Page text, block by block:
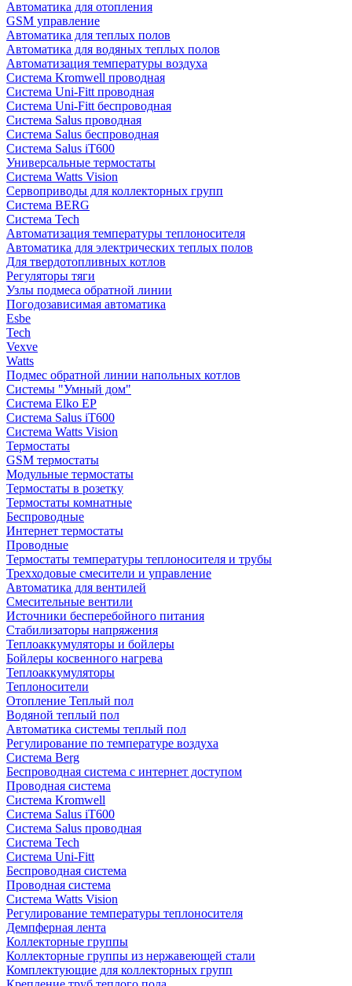
Автоматика для отопления
GSM управление
Автоматика для теплых полов
Автоматика для водяных теплых полов
Автоматизация температуры воздуха
Система Kromwell проводная
Система Uni-Fitt проводная
Система Uni-Fitt беспроводная
Система Salus проводная
Система Salus беспроводная
Система Salus iT600
Универсальные термостаты
Система Watts Vision
Сервоприводы для коллекторных групп
Система BERG
Система Tech
Автоматизация температуры теплоносителя
Автоматика для электрических теплых полов
Для твердотопливных котлов
Регуляторы тяги
Узлы подмеса обратной линии
Погодозависимая автоматика
Esbe
Tech
Vexve
Watts
Подмес обратной линии напольных котлов
Системы "Умный дом"
Система Elko EP
Система Salus iT600
Система Watts Vision
Термостаты
GSM термостаты
Модульные термостаты
Термостаты в розетку
Термостаты комнатные
Беспроводные
Интернет термостаты
Проводные
Термостаты температуры теплоносителя и трубы
Трехходовые смесители и управление
Автоматика для вентилей
Смесительные вентили
Источники бесперебойного питания
Стабилизаторы напряжения
Теплоаккумуляторы и бойлеры
Бойлеры косвенного нагрева
Теплоаккумуляторы
Теплоносители
Отопление Теплый пол
Водяной теплый пол
Автоматика системы теплый пол
Регулирование по температуре воздуха
Система Berg
Беспроводная система с интернет доступом
Проводная система
Система Kromwell
Система Salus iT600
Система Salus проводная
Система Tech
Система Uni-Fitt
Беспроводная система
Проводная система
Система Watts Vision
Регулирование температуры теплоносителя
Демпферная лента
Коллекторные группы
Коллекторные группы из нержавеющей стали
Комплектующие для коллекторных групп